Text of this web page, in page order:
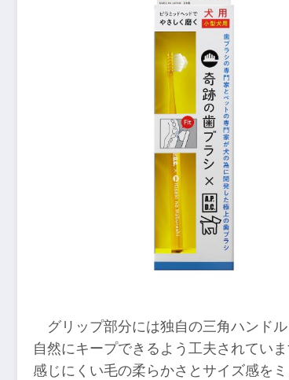
グリップ部分には独自の三角ハンド
自然にキープできるよう工夫されてい
感じにくい毛の柔らかさとサイズ感を